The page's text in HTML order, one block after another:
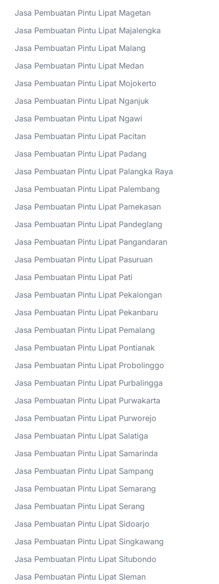
Jasa Pembuatan Pintu Lipat Magetan
Jasa Pembuatan Pintu Lipat Majalengka
Jasa Pembuatan Pintu Lipat Malang
Jasa Pembuatan Pintu Lipat Medan
Jasa Pembuatan Pintu Lipat Mojokerto
Jasa Pembuatan Pintu Lipat Nganjuk
Jasa Pembuatan Pintu Lipat Ngawi
Jasa Pembuatan Pintu Lipat Pacitan
Jasa Pembuatan Pintu Lipat Padang
Jasa Pembuatan Pintu Lipat Palangka Raya
Jasa Pembuatan Pintu Lipat Palembang
Jasa Pembuatan Pintu Lipat Pamekasan
Jasa Pembuatan Pintu Lipat Pandeglang
Jasa Pembuatan Pintu Lipat Pangandaran
Jasa Pembuatan Pintu Lipat Pasuruan
Jasa Pembuatan Pintu Lipat Pati
Jasa Pembuatan Pintu Lipat Pekalongan
Jasa Pembuatan Pintu Lipat Pekanbaru
Jasa Pembuatan Pintu Lipat Pemalang
Jasa Pembuatan Pintu Lipat Pontianak
Jasa Pembuatan Pintu Lipat Probolinggo
Jasa Pembuatan Pintu Lipat Purbalingga
Jasa Pembuatan Pintu Lipat Purwakarta
Jasa Pembuatan Pintu Lipat Purworejo
Jasa Pembuatan Pintu Lipat Salatiga
Jasa Pembuatan Pintu Lipat Samarinda
Jasa Pembuatan Pintu Lipat Sampang
Jasa Pembuatan Pintu Lipat Semarang
Jasa Pembuatan Pintu Lipat Serang
Jasa Pembuatan Pintu Lipat Sidoarjo
Jasa Pembuatan Pintu Lipat Singkawang
Jasa Pembuatan Pintu Lipat Situbondo
Jasa Pembuatan Pintu Lipat Sleman